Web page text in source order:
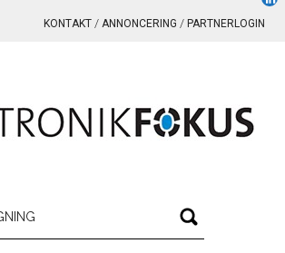
KONTAKT ANNONCERING PARTNERLOGIN